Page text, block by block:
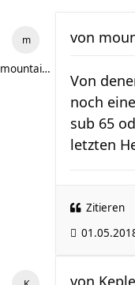
mountaineer
von
Von
noch
sub 65
letzten
Zitieren